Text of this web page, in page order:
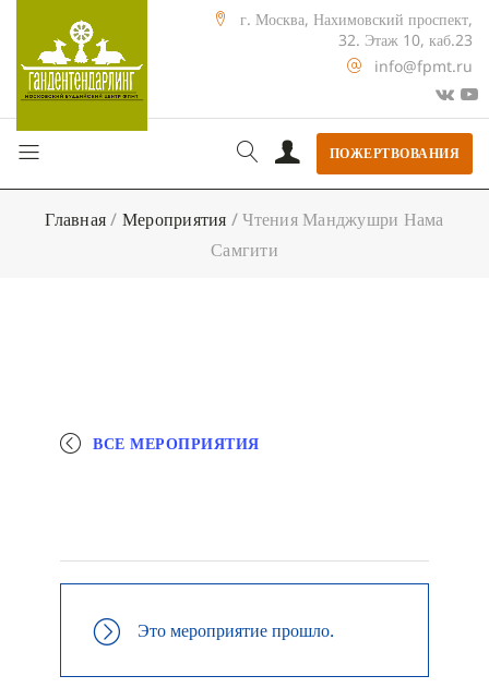
г. Москва, Нахимовский проспект,
32. Этаж 10, каб.23
info@fpmt.ru
ПОЖЕРТВОВАНИЯ
Главная/ Мероприятия /Чтения Манджушри Нама
Самгити
ВСЕ МЕРОПРИЯТИЯ
Это мероприятие прошло.